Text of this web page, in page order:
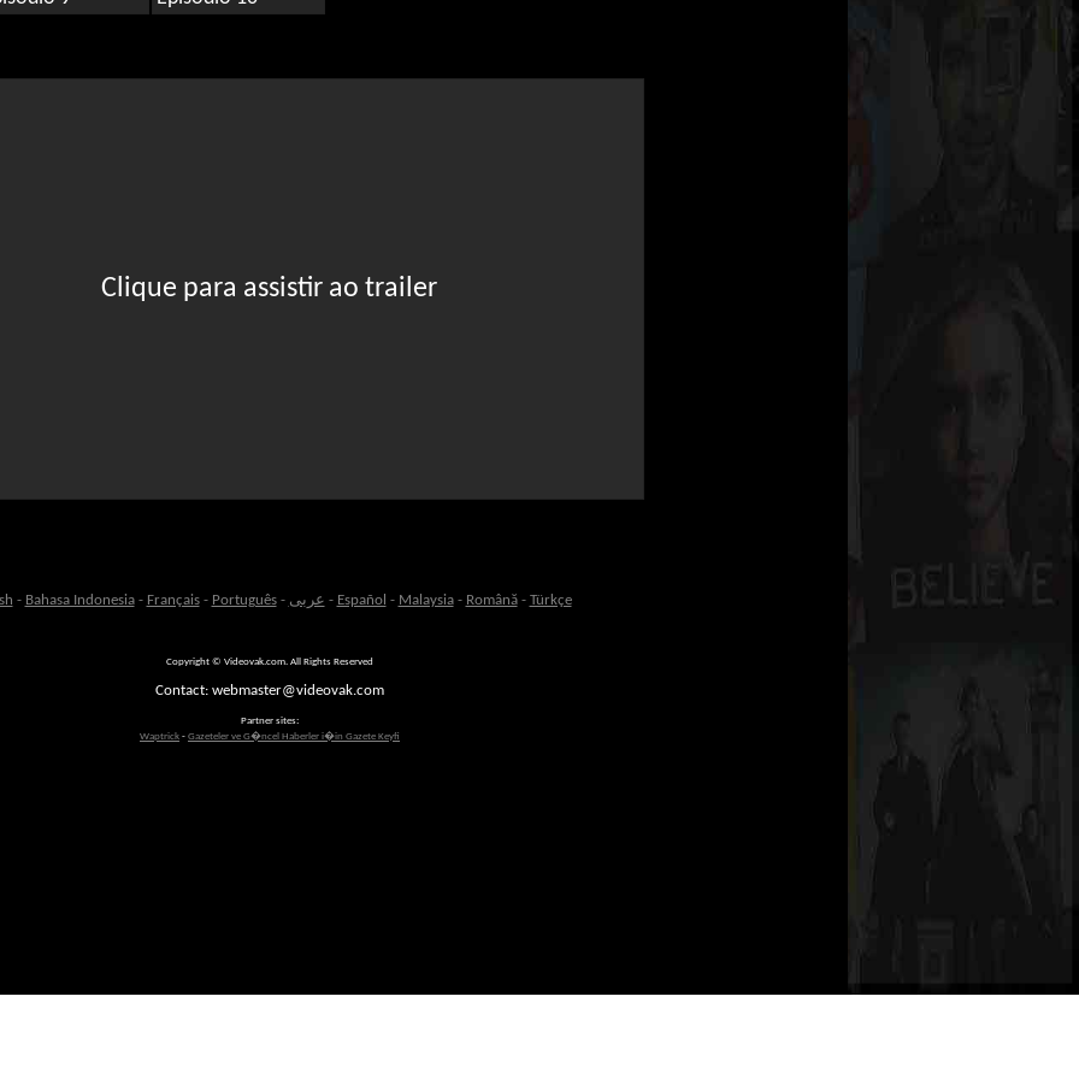
Clique para assistir ao trailer
- Bahasa Indonesia- Français- Português- عربى - Español - Malaysia- Română- Türkçe
Copyright © Videovak.com. All Rights Reserved
Contact: webmaster@videovak.com
Partner sites:
Waptrick - Gazeteler ve G�ncel Haberler i�in Gazete Keyfi